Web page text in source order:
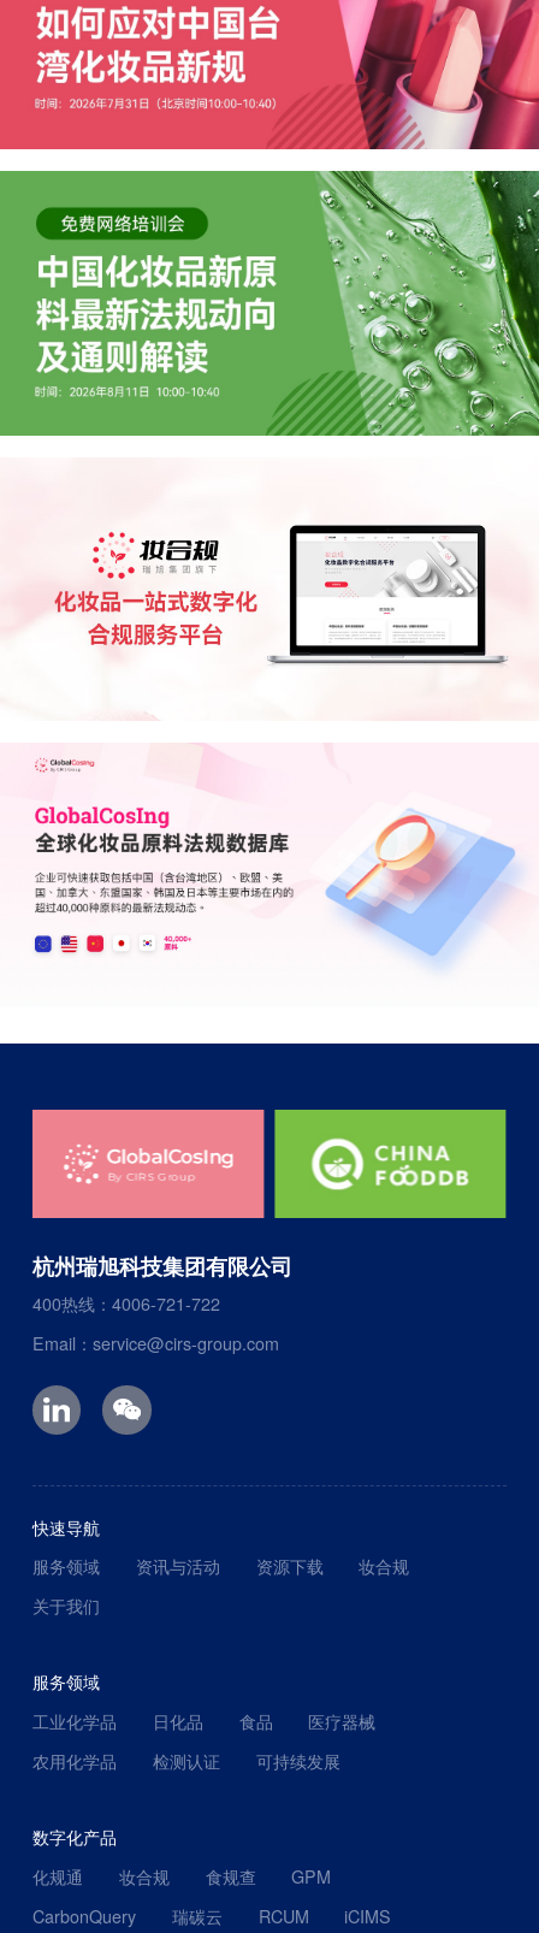
杭州瑞旭科技集团有限公司
400热线：4006-721-722
Email：service@cirs-group.com
快速导航
服务领域
资讯与活动 资源下载
妆合规
关于我们
服务领域
工业化学品
日化品 食品
医疗器械
农用化学品
检测认证 可持续发展
数字化产品
化规通
妆合规 食规查
GPM
CarbonQuery
瑞碳云 RCUM iCIMS